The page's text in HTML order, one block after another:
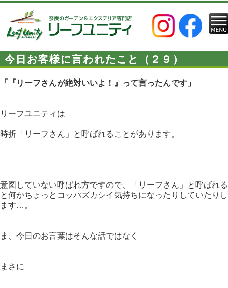
今日お客様に言われたこと（２９）
「『リーフさんが絶対いいよ！』って言ったんです」
リーフユニティは
時折「リーフさん」と呼ばれることがあります。
意図していない呼ばれ方ですので、「リーフさん」と呼ばれる
と何かちょっとコッパズカシイ気持ちになったりしていたりし
ます…。
ま、今日のお言葉はそんな話ではなく
まさに